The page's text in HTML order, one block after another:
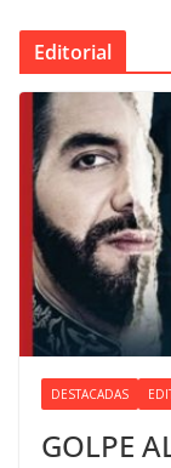
Editorial
DESTACADAS
GOLPE